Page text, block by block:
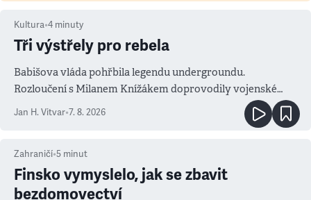
Kultura•4 minuty
Tři výstřely pro rebela
Babišova vláda pohřbila legendu undergroundu.
Rozloučení s Milanem Knížákem doprovodily vojenské
Jan H. Vitvar•7. 8. 2026
Zahraničí•5 minut
Finsko vymyslelo, jak se zbavit
bezdomovectví